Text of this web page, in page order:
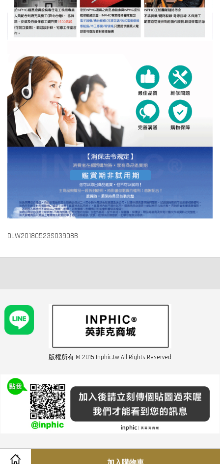
DLW20180523S03908B
版權所有 © 2015 Inphic.tw All Rights Reserved
友站連結inphic營業設備
聯絡我們 02-28852016 如遇商品缺貨或數量不足請與客服聯繫
服務條款| |經營者資訊|